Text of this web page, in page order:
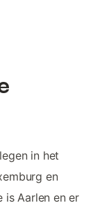
in het
en
is Aarlen en er